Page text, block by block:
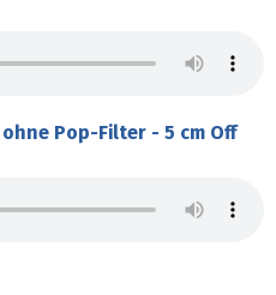
Pop-Filter - 5 cm Off